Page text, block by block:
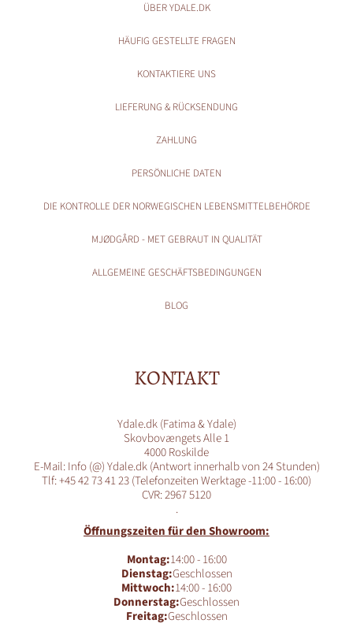
ÜBER YDALE.DK
HÄUFIG GESTELLTE FRAGEN
KONTAKTIERE UNS
LIEFERUNG & RÜCKSENDUNG
ZAHLUNG
PERSÖNLICHE DATEN
DIE KONTROLLE DER NORWEGISCHEN LEBENSMITTELBEHÖRDE
MJØDGÅRD - MET GEBRAUT IN QUALITÄT
ALLGEMEINE GESCHÄFTSBEDINGUNGEN
BLOG
KONTAKT
Ydale.dk (Fatima & Ydale)
Skovbovængets Alle 1
4000 Roskilde
E-Mail: Info (@) Ydale.dk (Antwort innerhalb von 24 Stunden)
Tlf: +45 42 73 41 23 (Telefonzeiten Werktage -11:00 - 16:00)
CVR: 2967 5120
.
Öffnungszeiten für den Showroom:
Montag:14:00 - 16:00
Dienstag:Geschlossen
Mittwoch:14:00 - 16:00
Donnerstag:Geschlossen
Freitag:Geschlossen